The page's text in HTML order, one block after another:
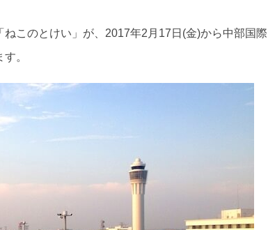
ねこのとけい」が、2017年2月17日(金)から中部国際
。